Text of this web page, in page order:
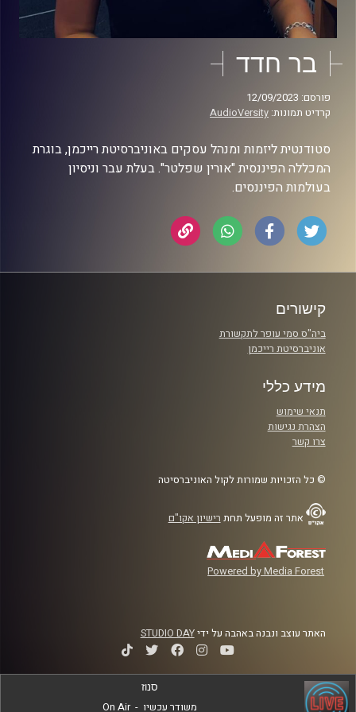
בר חדד
פורסם: 12/09/2023
קרדיט תמונות: AudioVersity
סטודנטית ליזמות ומנהל עסקים באוניברסיטת רייכמן, בוגרת
המכללה הפיננסית "אורין שפלטר". בעלת עבר וניסיון
בעולמות הפיננסים.
קישורים
ביה"ס סמי עופר לתקשורת
אוניברסיטת רייכמן
מידע כללי
תנאי שימוש
הצהרת נגישות
צרו קשר
© כל הזכויות שמורות לקול האוניברסיטה
אתר זה מופעל תחת רישיון אקו"ם
Powered by Media Forest
האתר עוצב ונבנה באהבה על ידיSTUDIO DAY
סנוז
משודר עכשיו -
On Air